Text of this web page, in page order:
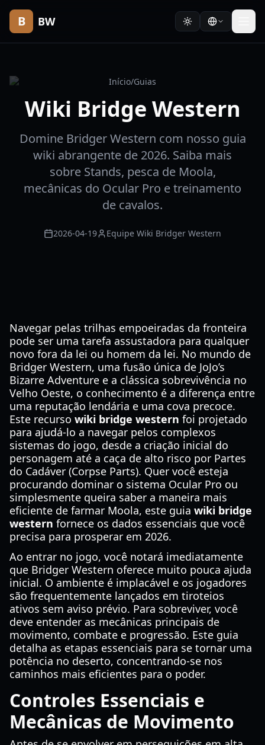
B BW
Início/Guias
Wiki Bridge Western
Domine Bridger Western com nosso guia
wiki abrangente de 2026. Saiba mais
sobre Stands, pesca de Moola,
mecânicas do Ocular Pro e treinamento
de cavalos.
2026-04-19 Equipe Wiki Bridger Western
Navegar pelas trilhas empoeiradas da fronteira
pode ser uma tarefa assustadora para qualquer
novo fora da lei ou homem da lei. No mundo de
Bridger Western, uma fusão única de JoJo’s
Bizarre Adventure e a clássica sobrevivência no
Velho Oeste, o conhecimento é a diferença entre
uma reputação lendária e uma cova precoce.
Este recurso wiki bridge western foi projetado
para ajudá-lo a navegar pelos complexos
sistemas do jogo, desde a criação inicial do
personagem até a caça de alto risco por Partes
do Cadáver (Corpse Parts). Quer você esteja
procurando dominar o sistema Ocular Pro ou
simplesmente queira saber a maneira mais
eficiente de farmar Moola, este guia wiki bridge
western fornece os dados essenciais que você
precisa para prosperar em 2026.
Ao entrar no jogo, você notará imediatamente
que Bridger Western oferece muito pouca ajuda
inicial. O ambiente é implacável e os jogadores
são frequentemente lançados em tiroteios
ativos sem aviso prévio. Para sobreviver, você
deve entender as mecânicas principais de
movimento, combate e progressão. Este guia
detalha as etapas essenciais para se tornar uma
potência no deserto, concentrando-se nos
caminhos mais eficientes para o poder.
Controles Essenciais e
Mecânicas de Movimento